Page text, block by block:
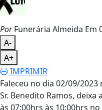
PorFunerária Almeida Em
A-
A+
IMPRIMIR
Faleceu no dia 02/09/2023
Sr. Benedito Ramos,
às 07:00hrs às 10:00hrs